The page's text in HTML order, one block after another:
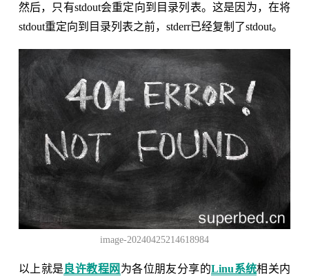
然后，只有stdout会重定向到目录列表。这是因为，在将
stdout重定向到目录列表之前，stderr已经复制了stdout。
image-20240425214618984
以上就是良许教程网 为各位朋友分享的Linu系统相关内